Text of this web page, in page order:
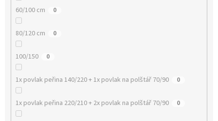
60/100 cm 0
80/120 cm 0
100/150 0
1x povlak peřina 140/220 + 1x povlak na polštář 70/90 0
1x povlak peřina 220/210 + 2x povlak na polštář 70/90 0